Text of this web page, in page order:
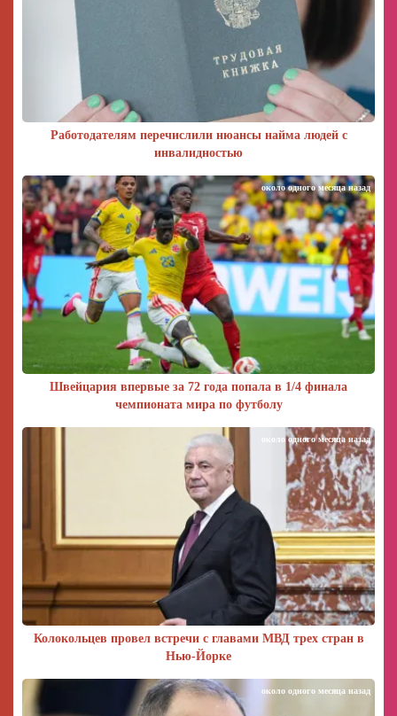
Работодателям перечислили нюансы найма людей с
инвалидностью
Швейцария впервые за 72 года попала в 1/4 финала
чемпионата мира по футболу
около одного месяца назад
Колокольцев провел встречи с главами МВД трех стран в
Нью-Йорке
около одного месяца назад
около одного месяца назад